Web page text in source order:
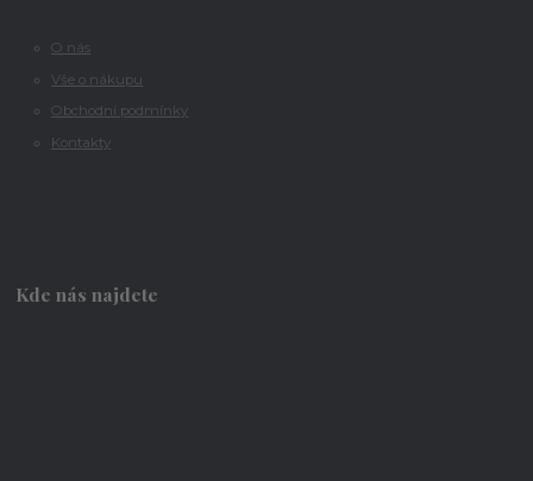
O nás
Vše o nákupu
Obchodní podmínky
Kontakty
Kde nás najdete